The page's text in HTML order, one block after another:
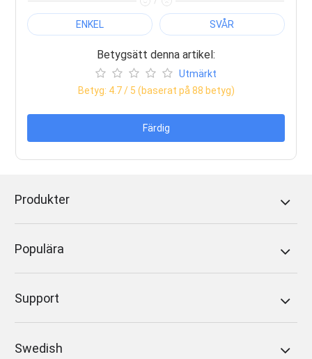
ENKEL SVÅR
Betygsätt denna artikel:
Utmärkt
Betyg: 4.7/ 5 (baserat på 88 betyg)
Färdig
Produkter
Populära
Support
Swedish